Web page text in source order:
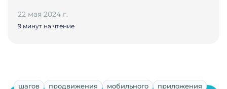
22 мая 2024 г.
9 минут на чтение
шагов продвижения мобильного приложения